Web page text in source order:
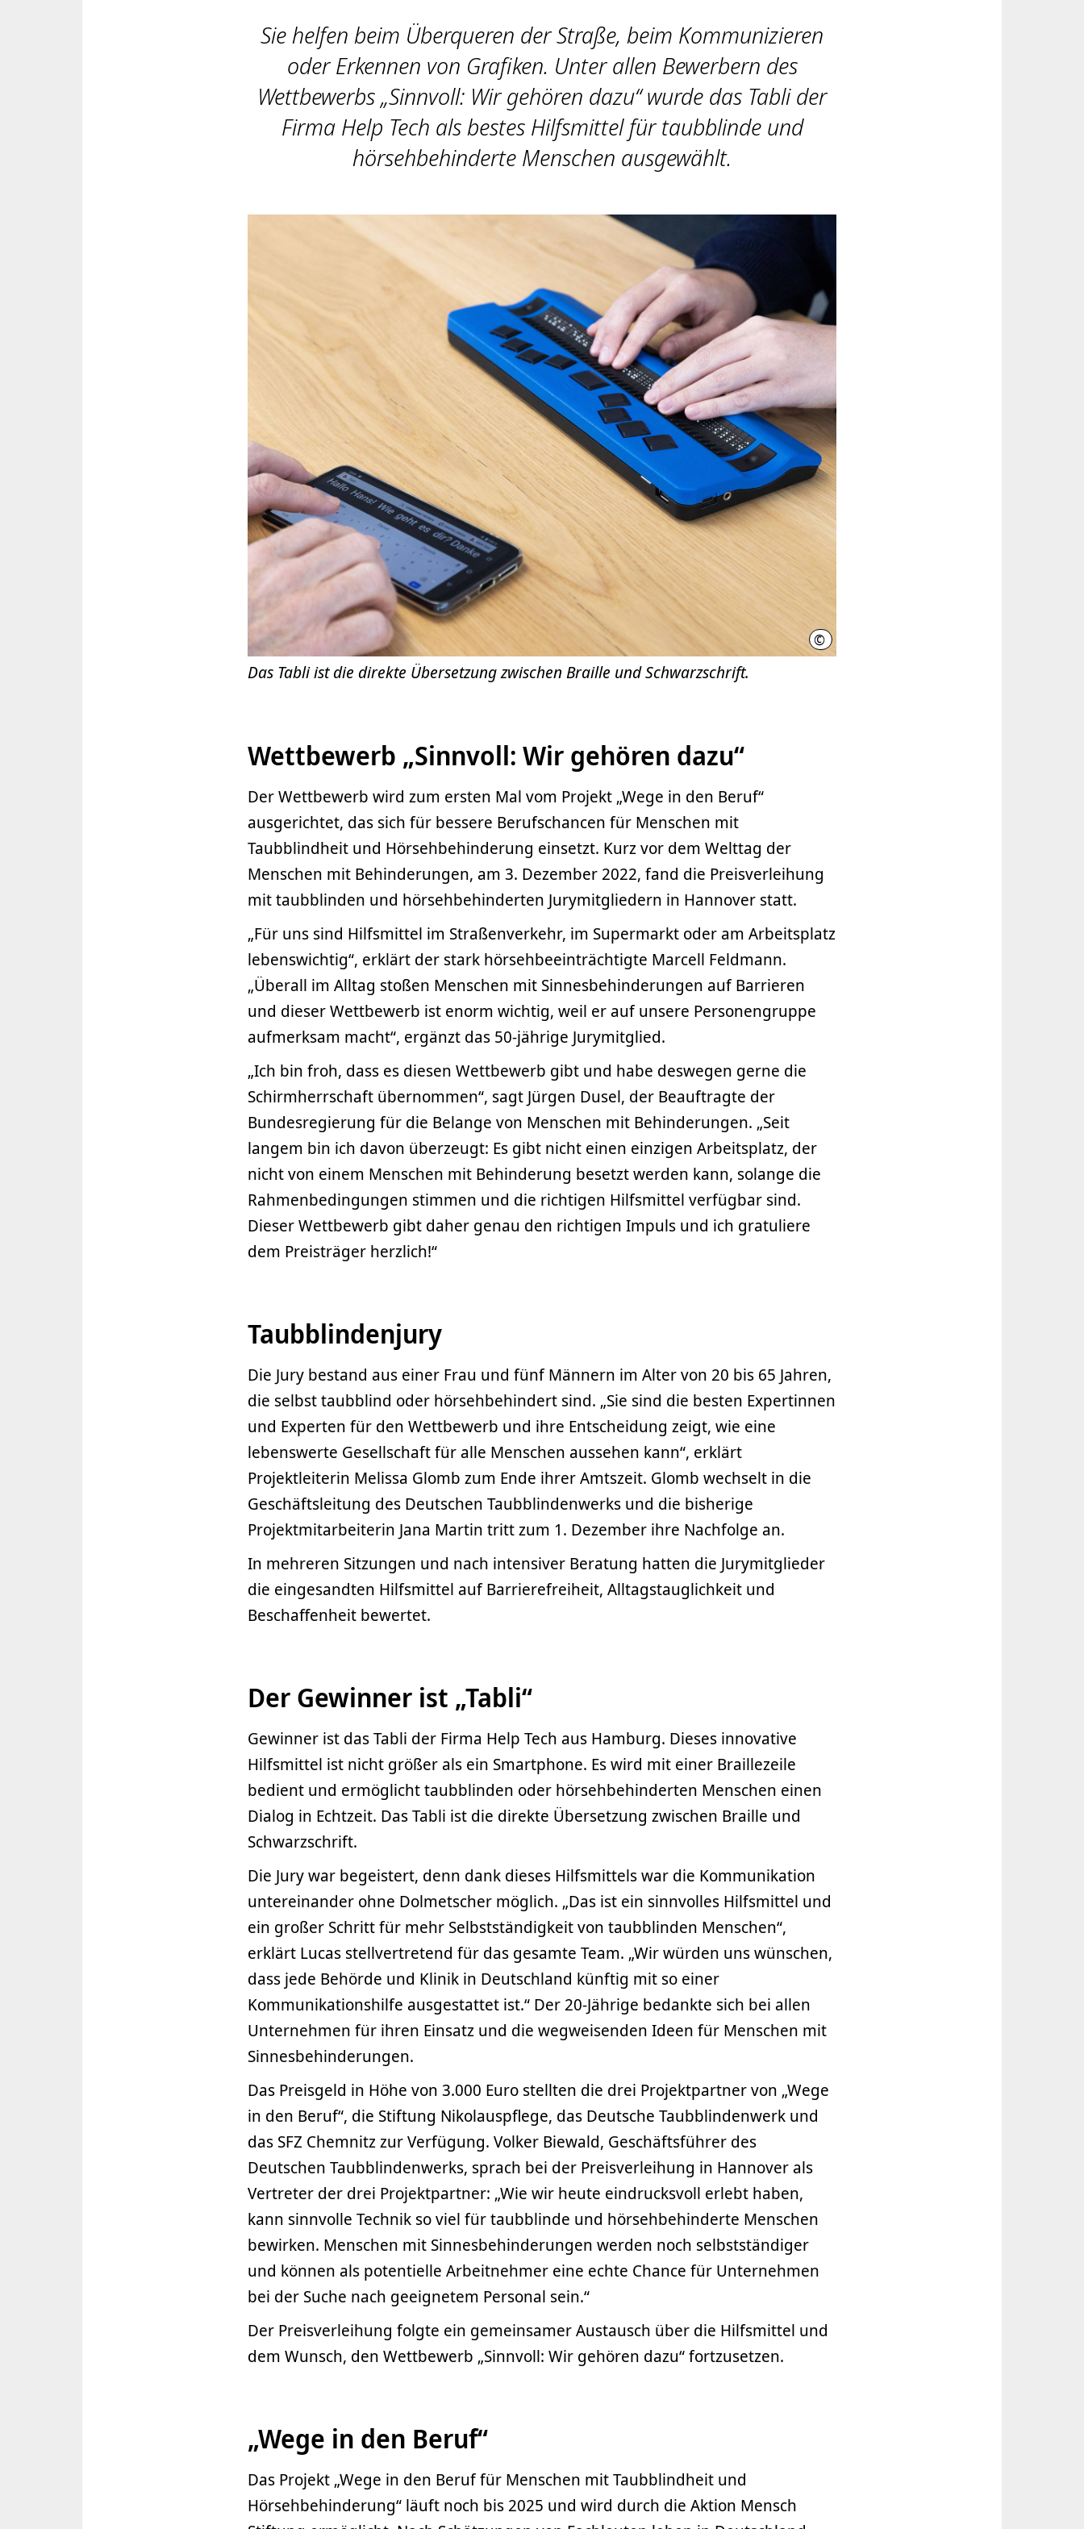
Sie helfen beim Überqueren der Straße, beim Kommunizieren
oder Erkennen von Grafiken. Unter allen Bewerbern des
Wettbewerbs „Sinnvoll: Wir gehören dazu“ wurde das Tabli der
Firma Help Tech als bestes Hilfsmittel für taubblinde und
hörsehbehinderte Menschen ausgewählt.
© Deutsches Taubblindenwerk
Das Tabli ist die direkte Übersetzung zwischen Braille und Schwarzschrift.
Wettbewerb „Sinnvoll: Wir gehören dazu“
Der Wettbewerb wird zum ersten Mal vom Projekt „Wege in den Beruf“
ausgerichtet, das sich für bessere Berufschancen für Menschen mit
Taubblindheit und Hörsehbehinderung einsetzt. Kurz vor dem Welttag der
Menschen mit Behinderungen, am 3. Dezember 2022, fand die Preisverleihung
mit taubblinden und hörsehbehinderten Jurymitgliedern in Hannover statt.
„Für uns sind Hilfsmittel im Straßenverkehr, im Supermarkt oder am Arbeitsplatz
lebenswichtig“, erklärt der stark hörsehbeeinträchtigte Marcell Feldmann.
„Überall im Alltag stoßen Menschen mit Sinnesbehinderungen auf Barrieren
und dieser Wettbewerb ist enorm wichtig, weil er auf unsere Personengruppe
aufmerksam macht“, ergänzt das 50-jährige Jurymitglied.
„Ich bin froh, dass es diesen Wettbewerb gibt und habe deswegen gerne die
Schirmherrschaft übernommen“, sagt Jürgen Dusel, der Beauftragte der
Bundesregierung für die Belange von Menschen mit Behinderungen. „Seit
langem bin ich davon überzeugt: Es gibt nicht einen einzigen Arbeitsplatz, der
nicht von einem Menschen mit Behinderung besetzt werden kann, solange die
Rahmenbedingungen stimmen und die richtigen Hilfsmittel verfügbar sind.
Dieser Wettbewerb gibt daher genau den richtigen Impuls und ich gratuliere
dem Preisträger herzlich!“
Taubblindenjury
Die Jury bestand aus einer Frau und fünf Männern im Alter von 20 bis 65 Jahren,
die selbst taubblind oder hörsehbehindert sind. „Sie sind die besten Expertinnen
und Experten für den Wettbewerb und ihre Entscheidung zeigt, wie eine
lebenswerte Gesellschaft für alle Menschen aussehen kann“, erklärt
Projektleiterin Melissa Glomb zum Ende ihrer Amtszeit. Glomb wechselt in die
Geschäftsleitung des Deutschen Taubblindenwerks und die bisherige
Projektmitarbeiterin Jana Martin tritt zum 1. Dezember ihre Nachfolge an.
In mehreren Sitzungen und nach intensiver Beratung hatten die Jurymitglieder
die eingesandten Hilfsmittel auf Barrierefreiheit, Alltagstauglichkeit und
Beschaffenheit bewertet.
Der Gewinner ist „Tabli“
Gewinner ist das Tabli der Firma Help Tech aus Hamburg. Dieses innovative
Hilfsmittel ist nicht größer als ein Smartphone. Es wird mit einer Braillezeile
bedient und ermöglicht taubblinden oder hörsehbehinderten Menschen einen
Dialog in Echtzeit. Das Tabli ist die direkte Übersetzung zwischen Braille und
Schwarzschrift.
Die Jury war begeistert, denn dank dieses Hilfsmittels war die Kommunikation
untereinander ohne Dolmetscher möglich. „Das ist ein sinnvolles Hilfsmittel und
ein großer Schritt für mehr Selbstständigkeit von taubblinden Menschen“,
erklärt Lucas stellvertretend für das gesamte Team. „Wir würden uns wünschen,
dass jede Behörde und Klinik in Deutschland künftig mit so einer
Kommunikationshilfe ausgestattet ist.“ Der 20-Jährige bedankte sich bei allen
Unternehmen für ihren Einsatz und die wegweisenden Ideen für Menschen mit
Sinnesbehinderungen.
Das Preisgeld in Höhe von 3.000 Euro stellten die drei Projektpartner von „Wege
in den Beruf“, die Stiftung Nikolauspflege, das Deutsche Taubblindenwerk und
das SFZ Chemnitz zur Verfügung. Volker Biewald, Geschäftsführer des
Deutschen Taubblindenwerks, sprach bei der Preisverleihung in Hannover als
Vertreter der drei Projektpartner: „Wie wir heute eindrucksvoll erlebt haben,
kann sinnvolle Technik so viel für taubblinde und hörsehbehinderte Menschen
bewirken. Menschen mit Sinnesbehinderungen werden noch selbstständiger
und können als potentielle Arbeitnehmer eine echte Chance für Unternehmen
bei der Suche nach geeignetem Personal sein.“
Der Preisverleihung folgte ein gemeinsamer Austausch über die Hilfsmittel und
dem Wunsch, den Wettbewerb „Sinnvoll: Wir gehören dazu“ fortzusetzen.
„Wege in den Beruf“
Das Projekt „Wege in den Beruf für Menschen mit Taubblindheit und
Hörsehbehinderung“ läuft noch bis 2025 und wird durch die Aktion Mensch